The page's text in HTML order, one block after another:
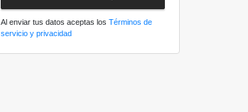
Al enviar tus datos aceptas los Términos de
servicio y privacidad